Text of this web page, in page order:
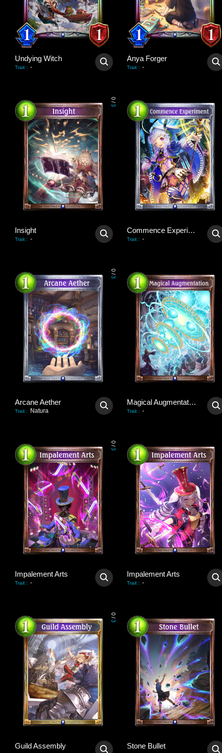
Undying Witch
Trait : -
Anya Forger
Trait : -
0
/
3
Insight
Trait : -
Commence Experiment
Trait : -
0
/
3
Arcane Aether
Trait : Natura
Magical Augmentation
Trait : -
0
/
3
Impalement Arts
Trait : -
Impalement Arts
Trait : -
0
/
3
Guild Assembly Stone Bullet